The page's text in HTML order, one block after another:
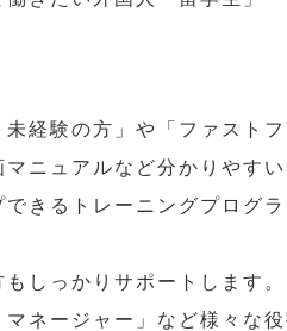
未経験の方」や「ファスト
ニュアルなど分かりやす
できるトレーニングプログ
しっかりサポートします
ネージャー」など様々な